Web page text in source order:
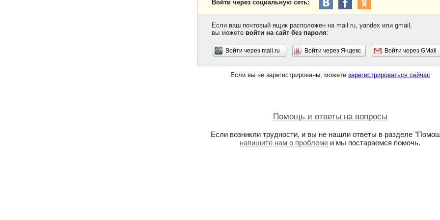
Войти через социальную сеть:
Если ваш почтовый ящик расположен на mail.ru, yandex или gmail,
вы можете войти на сайт без пароля:
Войти через mail.ru Войти через Яндекс Войти через GMail
Если вы не зарегистрированы, можете зарегистрироваться сейчас
Помощь и ответы на вопросы
Если возникли трудности, и вы не нашли ответы в разделе
напишите нам о проблеме и мы постараемся помочь.